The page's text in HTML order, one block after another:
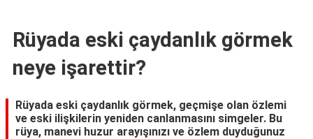
Rüyada eski çaydanlık görmek
neye işarettir?
Rüyada eski çaydanlık görmek, geçmişe olan özlemi
ve eski ilişkilerin yeniden canlanmasını simgeler. Bu
rüya, manevi huzur arayışınızı ve özlem duyduğunuz